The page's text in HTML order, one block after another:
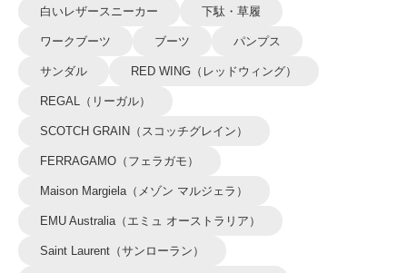
白いレザースニーカー 下駄・草履
ワークブーツ ブーツ パンプス
サンダル RED WING（レッドウィング）
REGAL（リーガル）
SCOTCH GRAIN（スコッチグレイン）
FERRAGAMO（フェラガモ）
Maison Margiela（メゾン マルジェラ）
EMU Australia（エミュ オーストラリア）
Saint Laurent（サンローラン）